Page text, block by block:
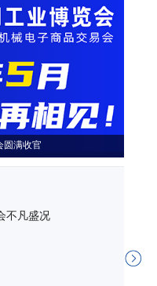
圆满收官
不凡盛况